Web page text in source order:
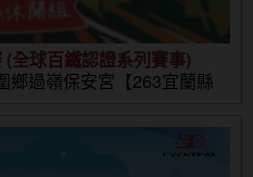
全球百鐵認證系列賽事)
鄉過嶺保安宮【263宜蘭縣